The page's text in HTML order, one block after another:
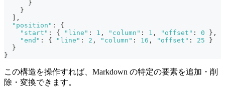
}
}
,
"position" :
{
"start" : { "line" : 1 , "column" : 1 , "offset" : 0 } ,
"end" : { "line" : 2 , "column" : 16 , "offset" : 25
}
}
}
この構造を操作すれば、Markdown の特定の要素を追加・削
除・変換できます。